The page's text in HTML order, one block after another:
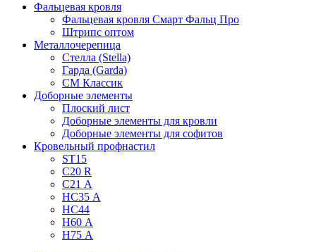
Фальцевая кровля
Фальцевая кровля Смарт Фальц Про
Штрипс оптом
Металлочерепица
Стелла (Stella)
Гарда (Garda)
СМ Классик
Доборные элементы
Плоский лист
Доборные элементы для кровли
Доборные элементы для софитов
Кровельный профнастил
ST15
С20 R
C21 А
НС35 А
НС44
Н60 А
Н75 А